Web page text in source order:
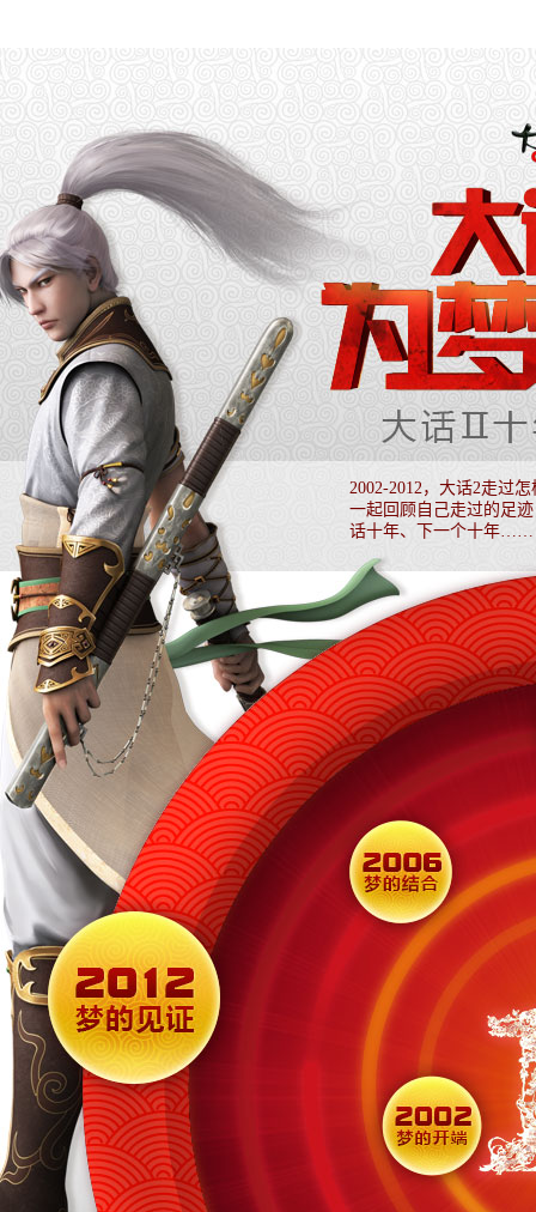
2002-2012，大话2走过
一起回顾自己走过的足
话十年、下一个十年……